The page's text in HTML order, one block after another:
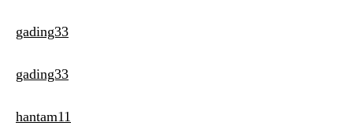
gading33
gading33
hantam11